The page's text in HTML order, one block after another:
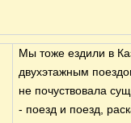
Мы тоже ездили в
двухэтажным
не почуствовала
- поезд и поезд,